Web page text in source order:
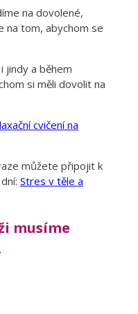
na dovolené,
na tom, abychom se
jindy a během
si měli dovolit na
cvičení na
můžete připojit k
Stres v těle a
musíme